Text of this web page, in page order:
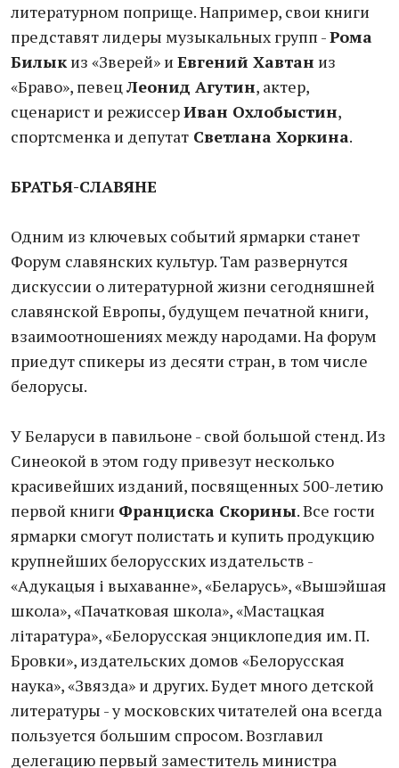
литературном поприще. Например, свои книги
представят лидеры музыкальных групп -Рома
Билыкиз «Зверей» и Евгений Хавтан из
«Браво», певецЛеонид Агутин, актер,
сценарист и режиссерИван Охлобыстин,
спортсменка и депутат Светлана Хоркина.
БРАТЬЯ-СЛАВЯНЕ
Одним из ключевых событий ярмарки станет
Форум славянских культур. Там развернутся
дискуссии о литературной жизни сегодняшней
славянской Европы, будущем печатной книги,
взаимоотношениях между народами. На форум
приедут спикеры из десяти стран, в том числе
белорусы.
У Беларуси в павильоне - свой большой стенд. Из
Синеокой в этом году привезут несколько
красивейших изданий, посвященных 500-летию
первой книги Франциска Скорины. Все гости
ярмарки смогут полистать и купить продукцию
крупнейших белорусских издательств -
«Адукацыя і выхаванне», «Беларусь», «Вышэйшая
школа», «Пачатковая школа», «Мастацкая
літаратура», «Белорусская энциклопедия им. П.
Бровки», издательских домов «Белорусская
наука», «Звязда» и других. Будет много детской
литературы - у московских читателей она всегда
пользуется большим спросом. Возглавил
делегацию первый заместитель министра